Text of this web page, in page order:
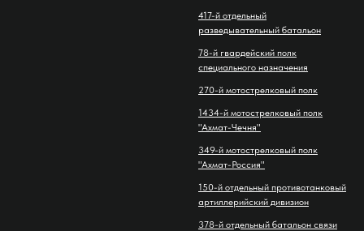
417-й отдельный
разведывательный батальон
78-й гвардейский полк
специального назначения
270-й мотострелковый полк
1434-й мотострелковый полк
"Ахмат-Чечня"
349-й мотострелковый полк
"Ахмат-Россия"
150-й отдельный противотанковый
артиллерийский дивизион
378-й отдельный батальон связи